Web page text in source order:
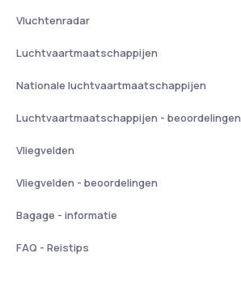
Vluchtenradar
Luchtvaartmaatschappijen
Nationale luchtvaartmaatschappijen
Luchtvaartmaatschappijen - beoordelingen
Vliegvelden
Vliegvelden - beoordelingen
Bagage - informatie
FAQ - Reistips